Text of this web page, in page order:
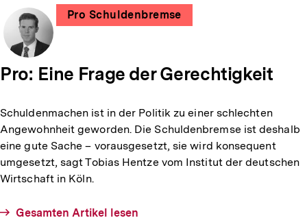
Weitere
Meinungen
zur
Pro Schuldenbremse
Pro: Eine Frage der Gerechtigkeit
von
Dr.
Mehrdad
Payandeh
Schuldenmachen ist in der Politik zu einer schlechten
Angewohnheit geworden. Die Schuldenbremse ist deshalb
eine gute Sache – vorausgesetzt, sie wird konsequent
umgesetzt, sagt Tobias Hentze vom Institut der deutschen
Wirtschaft in Köln.
Gesamten Artikel lesen